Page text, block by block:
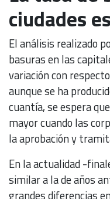
ciudades
El análisis realizado
basuras en las
variación con
aunque se ha
cuantía, se espera
mayor cuando las
la aprobación y
En la actualidad -
similar a la de años
grandes diferencias